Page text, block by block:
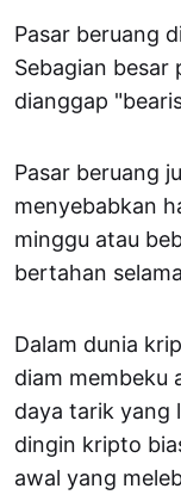
Pasar beruang
Sebagian besar
dianggap
Pasar beruang
menyebabkan
minggu atau
bertahan
Dalam dunia
diam membeku
daya tarik yang
dingin kripto
awal yang